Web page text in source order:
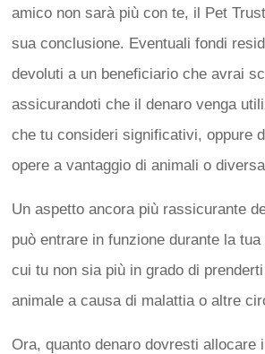
amico non sarà più con te, il Pet
sua conclusione. Eventuali fondi
devoluti a un beneficiario che avrai
assicurandoti che il denaro venga
che tu consideri significativi, oppure
opere a vantaggio di animali o
Un aspetto ancora più rassicurante
può entrare in funzione durante la
cui tu non sia più in grado di
animale a causa di malattia o altre
Ora, quanto denaro dovresti allocare